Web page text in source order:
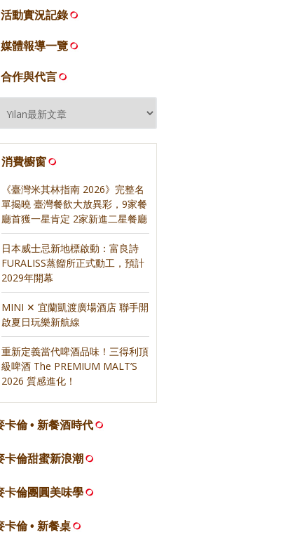
活動實況記錄
媒體報導一覽
合作與代言
消費櫥窗
《臺灣米其林指南 2026》完整名
單揭曉 臺灣餐飲大放異彩，9家餐
廳首獲一星肯定 2家新進二星餐廳
日本威士忌新地標啟動：富良詩
FURALISS蒸餾所正式動工，預計
2029年開幕
MINI ✕ 宜蘭凱渡廣場酒店 聯手開
啟夏日玩樂新航線
重新定義當代啤酒品味！三得利頂
級啤酒 The PREMIUM MALT’S
2026 質感進化！
卡倫 • 新餐酒時代
卡倫甜蜜新浪潮
卡倫團圓美味學
卡倫 • 新餐桌